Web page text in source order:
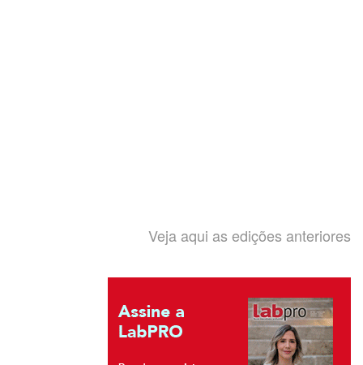
Veja aqui as edições anteriores